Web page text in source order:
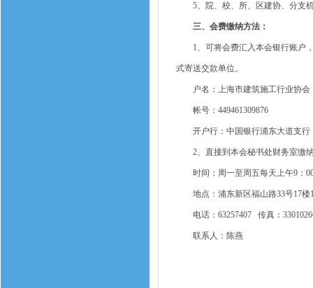
5、院、校、所、区建协、分支机
三、会费缴纳方法：
1、可将会费汇入本会银行账户，
式寄送交款单位。
户名：上海市建筑施工行业协会
帐号：449461309876
开户行：中国银行浦东大道支行
2、直接到本会秘书处财务室缴
时间：周一至周五每天上午9：00
地点：浦东新区福山路33号17楼
电话：63257407 传真：
联系人：陈燕